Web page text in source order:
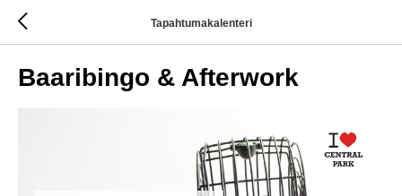
Tapahtumakalenteri
Baaribingo & Afterwork